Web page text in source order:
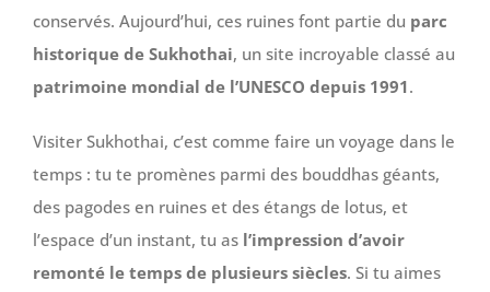
conservés. Aujourd’hui, ces ruines font partie du parc
historique de Sukhothai, un site incroyable classé au
patrimoine mondial de l’UNESCO depuis 1991.
Visiter Sukhothai, c’est comme faire un voyage dans le
temps : tu te promènes parmi des bouddhas géants,
des pagodes en ruines et des étangs de lotus, et
l’espace d’un instant, tu as l’impression d’avoir
remonté le temps de plusieurs siècles. Si tu aimes